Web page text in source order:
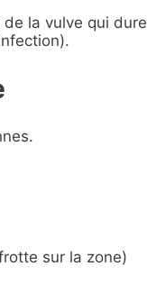
la vulve qui
sur la zone)